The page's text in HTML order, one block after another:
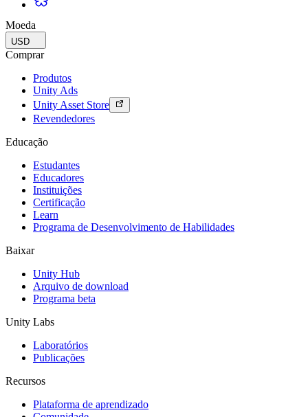
Moeda
USD
Comprar
Produtos
Unity Ads
Unity Asset Store
Revendedores
Educação
Estudantes
Educadores
Instituições
Certificação
Learn
Programa de Desenvolvimento de Habilidades
Baixar
Unity Hub
Arquivo de download
Programa beta
Unity Labs
Laboratórios
Publicações
Recursos
Plataforma de aprendizado